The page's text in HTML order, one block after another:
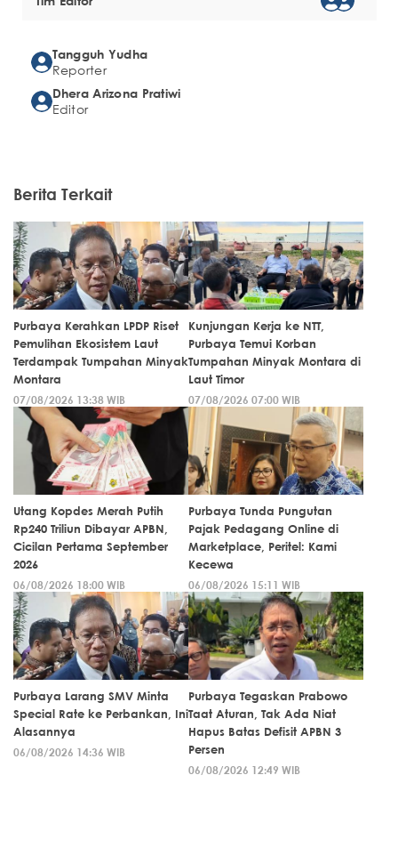
Tangguh Yudha
Reporter
Dhera Arizona Pratiwi
Editor
Berita Terkait
Purbaya Kerahkan LPDP Riset
Pemulihan Ekosistem Laut
Terdampak Tumpahan Minyak
Montara
07/08/2026 13:38 WIB
Kunjungan Kerja ke NTT,
Purbaya Temui Korban
Tumpahan Minyak Montara di
Laut Timor
07/08/2026 07:00 WIB
Utang Kopdes Merah Putih
Rp240 Triliun Dibayar APBN,
Cicilan Pertama September
2026
06/08/2026 18:00 WIB
Purbaya Tunda Pungutan
Pajak Pedagang Online di
Marketplace, Peritel: Kami
Kecewa
06/08/2026 15:11 WIB
Purbaya Larang SMV Minta
Special Rate ke Perbankan, Ini
Alasannya
06/08/2026 14:36 WIB
Purbaya Tegaskan Prabowo
Taat Aturan, Tak Ada Niat
Hapus Batas Defisit APBN 3
Persen
06/08/2026 12:49 WIB